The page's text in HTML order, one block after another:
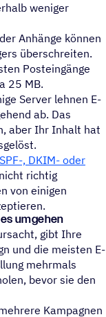
weniger
Anhänge können
überschreiten.
Posteingänge
25 MB.
Server lehnen E-
ab. Das
aber Ihr Inhalt hat
SPF-, DKIM- oder
nicht richtig
von einigen
umgehen
gibt Ihre
und die meisten E-
mehrmals
bevor sie den
Kampagnen